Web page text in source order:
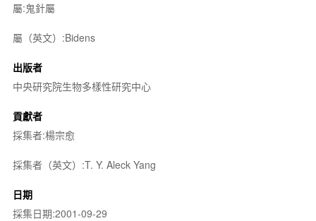
屬:鬼針屬
屬（英文）:Bidens
出版者
中央研究院生物多樣性研究中心
貢獻者
採集者:楊宗愈
採集者（英文）:T. Y. Aleck Yang
日期
採集日期:2001-09-29